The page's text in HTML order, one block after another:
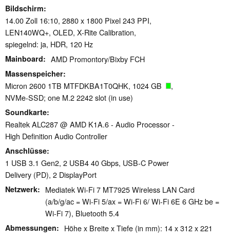
Bildschirm
14.00 Zoll 16:10, 2880 x 1800 Pixel 243 PPI,
LEN140WQ+, OLED, X-Rite Calibration,
spiegelnd: ja, HDR, 120 Hz
Mainboard AMD Promontory/Bixby FCH
Massenspeicher
Micron 2600 1TB MTFDKBA1T0QHK, 1024 GB
,
NVMe-SSD; one M.2 2242 slot (in use)
Soundkarte
Realtek ALC287 @ AMD K1A.6 - Audio Processor -
High Definition Audio Controller
Anschlüsse
1 USB 3.1 Gen2, 2 USB4 40 Gbps, USB-C Power
Delivery (PD), 2 DisplayPort
Netzwerk
Mediatek Wi-Fi 7 MT7925 Wireless LAN Card
(a/b/g/ac = Wi-Fi 5/ax = Wi-Fi 6/ Wi-Fi 6E 6 GHz be =
Wi-Fi 7), Bluetooth 5.4
Abmessungen Höhe x Breite x Tiefe (in mm): 14 x 312 x 221